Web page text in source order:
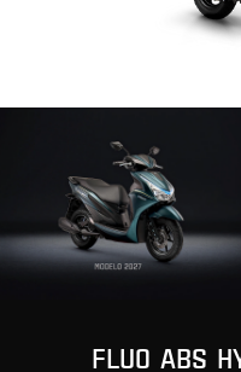
FLUO ABS